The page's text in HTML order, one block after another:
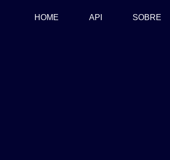
HOME (CURRENT)
API SOBRE